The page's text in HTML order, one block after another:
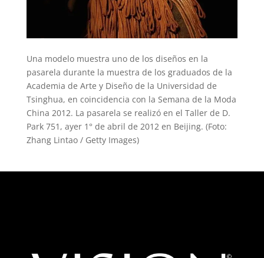
Una modelo muestra uno de los diseños en la
pasarela durante la muestra de los graduados de la
Academia de Arte y Diseño de la Universidad de
Tsinghua, en coincidencia con la Semana de la Moda
China 2012. La pasarela se realizó en el Taller de D.
Park 751, ayer 1° de abril de 2012 en Beijing. (Foto:
Zhang Lintao / Getty Images)